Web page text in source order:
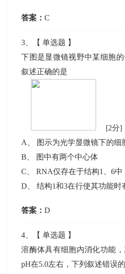
答案：C
3 、【单选题 】
下图是显微镜视野中某细胞
叙述正确的是
[2分]
A
图示为光学显微镜下的细
B
图中有两个中心体
C 、RNA仅存在于结构1、6中
D 、结构1和3在行使其功能时
答案：D
4 、【单选题 】
溶酶体具有细胞内消化功能
pH在5.0左右，下列叙述错误